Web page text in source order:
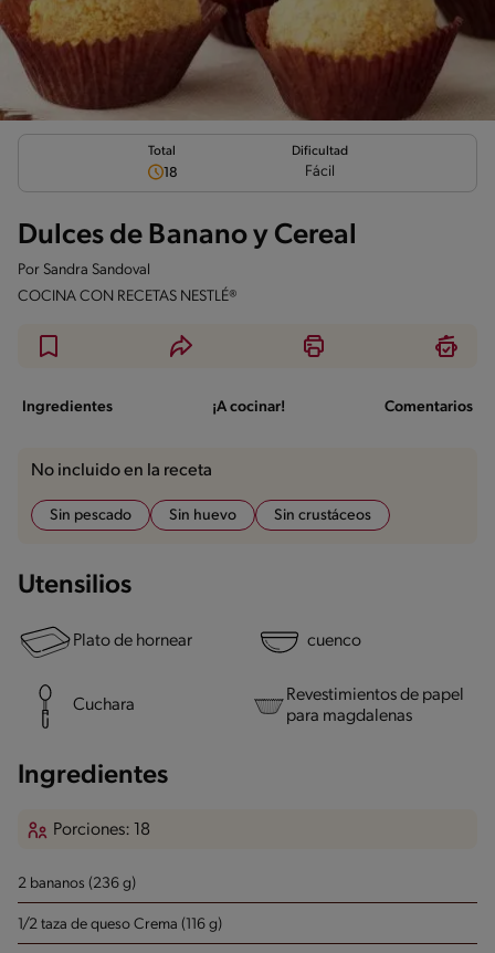
Total
18
Dificultad
Fácil
Dulces de Banano y Cereal
Por Sandra Sandoval
COCINA CON RECETAS NESTLÉ®
Ingredientes ¡A cocinar! Comentarios
No incluido en la receta
Sin pescado Sin huevo Sin crustáceos
Utensilios
Plato de hornear cuenco
Cuchara
Revestimientos de papel
para magdalenas
Ingredientes
Porciones: 18
2 bananos (236 g)
1/2 taza de queso Crema (116 g)